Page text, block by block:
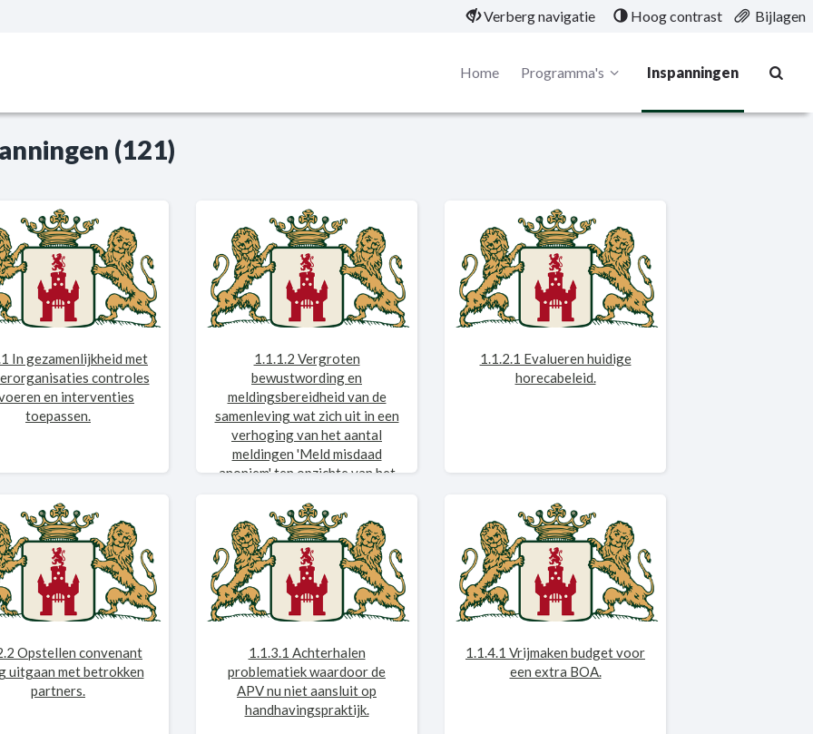
Verberg navigatie Hoog contrast Bijlagen
Home Programma's Inspanningen
(121)
In gezamenlijkheid met
controles
en interventies
toepassen.
1.1.1.2 Vergroten
bewustwording en
meldingsbereidheid van de
samenleving wat zich uit in een
verhoging van het aantal
meldingen 'Meld misdaad
anoniem' ten opzichte van het
1.1.2.1 Evalueren huidige
horecabeleid.
Opstellen convenant
uitgaan met betrokken
partners.
1.1.3.1 Achterhalen
problematiek waardoor de
APV nu niet aansluit op
handhavingspraktijk.
1.1.4.1 Vrijmaken budget voor
een extra BOA.